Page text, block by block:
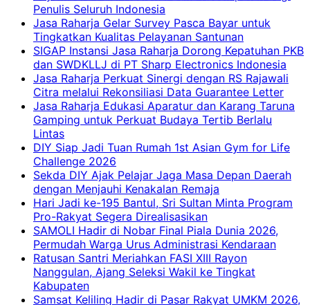
Penulis Seluruh Indonesia
Jasa Raharja Gelar Survey Pasca Bayar untuk
Tingkatkan Kualitas Pelayanan Santunan
SIGAP Instansi Jasa Raharja Dorong Kepatuhan PKB
dan SWDKLLJ di PT Sharp Electronics Indonesia
Jasa Raharja Perkuat Sinergi dengan RS Rajawali
Citra melalui Rekonsiliasi Data Guarantee Letter
Jasa Raharja Edukasi Aparatur dan Karang Taruna
Gamping untuk Perkuat Budaya Tertib Berlalu
Lintas
DIY Siap Jadi Tuan Rumah 1st Asian Gym for Life
Challenge 2026
Sekda DIY Ajak Pelajar Jaga Masa Depan Daerah
dengan Menjauhi Kenakalan Remaja
Hari Jadi ke-195 Bantul, Sri Sultan Minta Program
Pro-Rakyat Segera Direalisasikan
SAMOLI Hadir di Nobar Final Piala Dunia 2026,
Permudah Warga Urus Administrasi Kendaraan
Ratusan Santri Meriahkan FASI XIII Rayon
Nanggulan, Ajang Seleksi Wakil ke Tingkat
Kabupaten
Samsat Keliling Hadir di Pasar Rakyat UMKM 2026,